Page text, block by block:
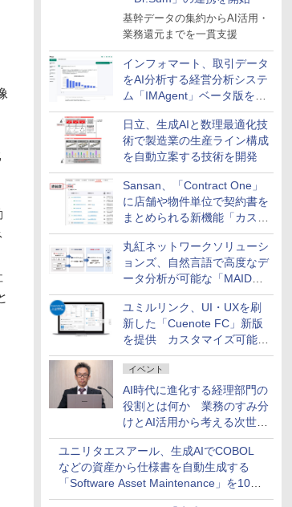
基幹データの集約からAI活用・
業務還元までを一貫支援
インフォマート、取引データ
をAI分析する経営分析システ
ム「IMAgent」ベータ版を提
供
日立、生成AIと数理最適化技
術で製造業の生産ライン構成
を自動立案する技術を開発
Sansan、「Contract One」
に店舗や物件単位で契約書を
まとめられる新機能「カスタ
ム契約ツリー」を追加
丸紅ネットワークソリューシ
ョンズ、自然言語で高度なデ
ータ分析が可能な「MAIDOA
AI ASSIST」を9月より提供
ユミルリンク、UI・UXを刷
新した「Cuenote FC」新版
を提供 カスタマイズ可能な
ダッシュボード画面を搭載
イベント
AI時代に進化する経理部門の
役割とは何か 業務のすみ分
けとAI活用から考える次世代
ファイナンス戦略
ユニリタエスアール、生成AIでCOBOL
などの資産から仕様書を自動生成する
「Software Asset Maintenance」を10月
に発売